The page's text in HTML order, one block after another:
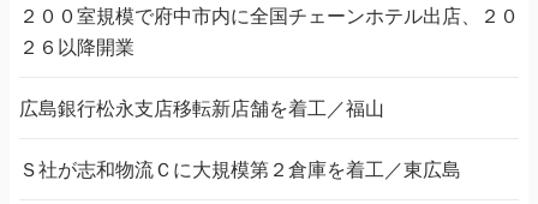
２００室規模で府中市内に全国チェーンホテル出店、２０
２６以降開業
広島銀行松永支店移転新店舗を着工／福山
Ｓ社が志和物流Ｃに大規模第２倉庫を着工／東広島